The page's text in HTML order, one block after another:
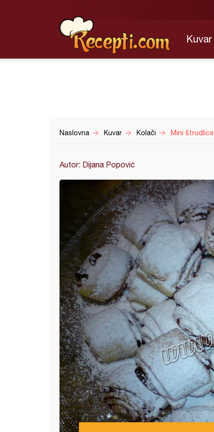
Kuvar
Naslovna Kuvar Kolači Mini štrudlice
Autor: Dijana Popović